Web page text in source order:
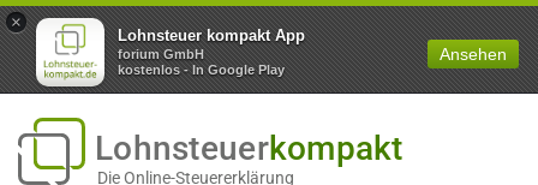
×
Lohnsteuer kompakt App
forium GmbH
kostenlos - In Google Play
Ansehen
Lohnsteuerkompakt
Die Online-Steuererklärung